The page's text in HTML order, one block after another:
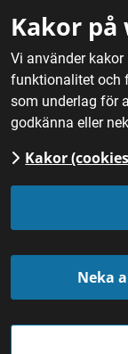
Kakor på
Vi använder
funktionalitet och
som underlag för
godkänna eller
Kakor
Neka
Hem / Mat /